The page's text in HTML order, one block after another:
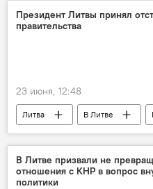
Минобороны Литвы
Политика
Президент Литвы принял
правительства
23 июня, 12:48
Литва В Литве
Гитанас Науседа
Инга
Перемены в правящей коалиции
В Литве призвали не
отношения с КНР в вопрос
политики